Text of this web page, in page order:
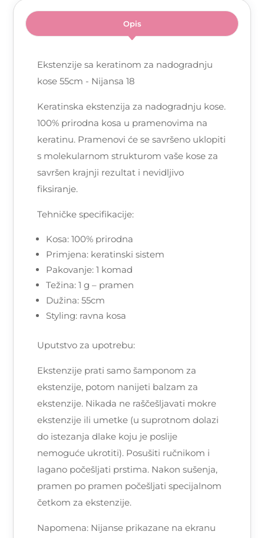
Opis
Ekstenzije sa keratinom za nadogradnju
kose 55cm - Nijansa 18
Keratinska ekstenzija za nadogradnju kose.
100% prirodna kosa u pramenovima na
keratinu. Pramenovi će se savršeno uklopiti
s molekularnom strukturom vaše kose za
savršen krajnji rezultat i nevidljivo
fiksiranje.
Tehničke specifikacije:
Kosa: 100% prirodna
Primjena: keratinski sistem
Pakovanje: 1 komad
Težina: 1 g – pramen
Dužina: 55cm
Styling: ravna kosa
Uputstvo za upotrebu:
Ekstenzije prati samo šamponom za
ekstenzije, potom nanijeti balzam za
ekstenzije. Nikada ne raščešljavati mokre
ekstenzije ili umetke (u suprotnom dolazi
do istezanja dlake koju je poslije
nemoguće ukrotiti). Posušiti ručnikom i
lagano počešljati prstima. Nakon sušenja,
pramen po pramen počešljati specijalnom
četkom za ekstenzije.
Napomena: Nijanse prikazane na ekranu